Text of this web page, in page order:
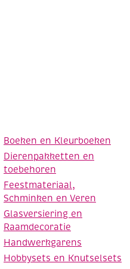
Boeken en Kleurboeken
Dierenpakketten en
toebehoren
Feestmateriaal,
Schminken en Veren
Glasversiering en
Raamdecoratie
Handwerkgarens
Hobbysets en Knutselsets